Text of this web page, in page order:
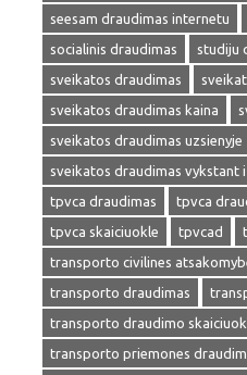
seesam draudimas internetu
socialinis draudimas
studiju
sveikatos draudimas
sveikatos draudimas kaina
sveikatos draudimas uzsienyje
sveikatos draudimas vykstant i
tpvca draudimas
tpvca
tpvca skaiciuokle
tpvcad
transporto civilines
transporto draudimas
transporto draudimo
transporto priemones